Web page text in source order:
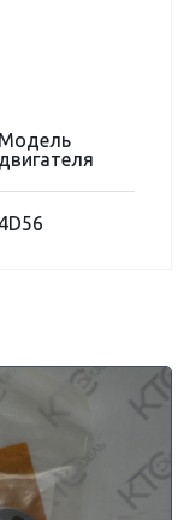
Модель
двигателя
4D56